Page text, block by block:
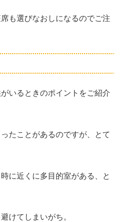
も選びなおしになるのでご注
いるときのポイントをご紹介
たことがあるのですが、とて
に近くに多目的室がある、と
けてしまいがち。